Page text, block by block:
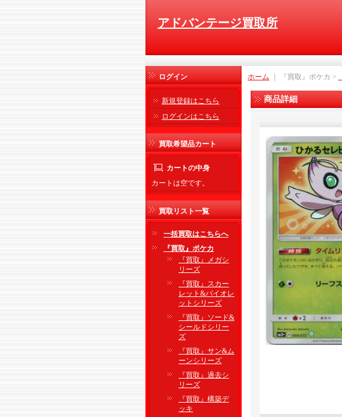
アドバンテージ買取所
ログイン
新規登録はこちら
ログインはこちら
買取希望品カート
カートの中身
カートは空です。
買取リスト一覧
一括買取はこちらへ
『買取』ポケカ
『買取』メガシ
リーズ
『買取』スカー
レット&バイオレ
ットシリーズ
『買取』ソード&
シールドシリー
ズ
『買取』サン&ム
ーンシリーズ
『買取』過去シ
リーズ
『買取』構築デ
ッキ
ホーム ｜ 『買取』ポケカ >
商品詳細